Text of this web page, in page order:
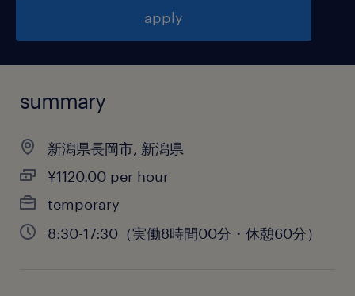
apply
summary
新潟県長岡市, 新潟県
¥1120.00 per hour
temporary
8:30-17:30（実働8時間00分・休憩60分）